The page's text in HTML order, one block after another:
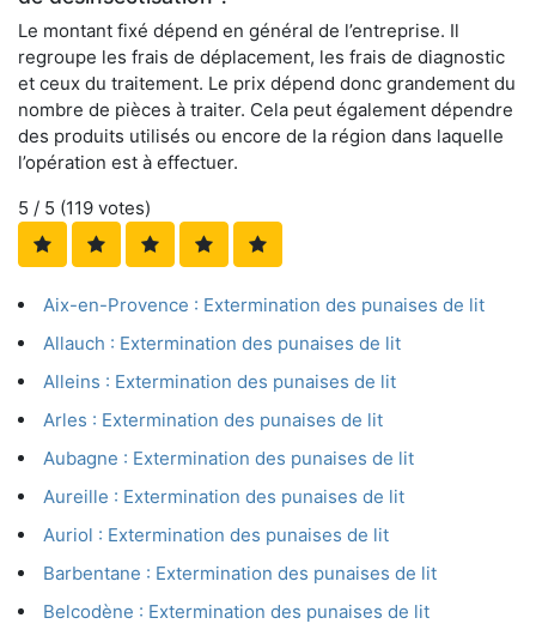
Le montant fixé dépend en général de l’entreprise. Il
regroupe les frais de déplacement, les frais de diagnostic
et ceux du traitement. Le prix dépend donc grandement du
nombre de pièces à traiter. Cela peut également dépendre
des produits utilisés ou encore de la région dans laquelle
l’opération est à effectuer.
5 / 5 (119 votes)
Aix-en-Provence : Extermination des punaises de lit
Allauch : Extermination des punaises de lit
Alleins : Extermination des punaises de lit
Arles : Extermination des punaises de lit
Aubagne : Extermination des punaises de lit
Aureille : Extermination des punaises de lit
Auriol : Extermination des punaises de lit
Barbentane : Extermination des punaises de lit
Belcodène : Extermination des punaises de lit